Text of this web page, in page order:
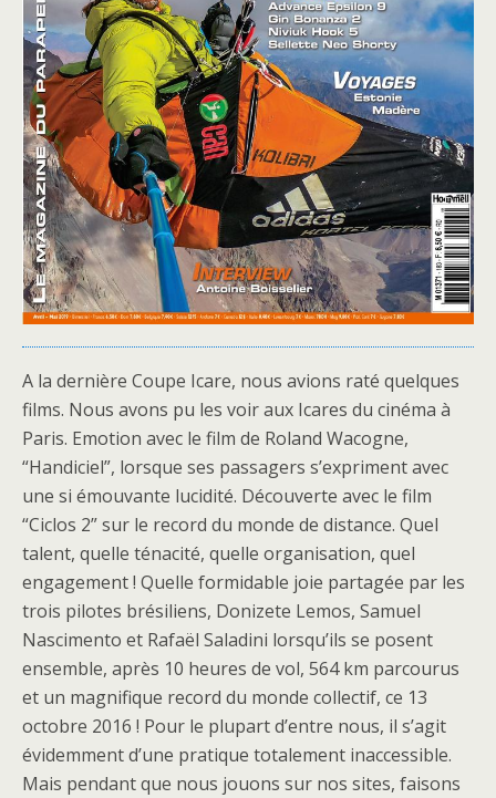
A la dernière Coupe Icare, nous avions raté quelques
films. Nous avons pu les voir aux Icares du cinéma à
Paris. Emotion avec le film de Roland Wacogne,
“Handiciel”, lorsque ses passagers s’expriment avec
une si émouvante lucidité. Découverte avec le film
“Ciclos 2” sur le record du monde de distance. Quel
talent, quelle ténacité, quelle organisation, quel
engagement ! Quelle formidable joie partagée par les
trois pilotes brésiliens, Donizete Lemos, Samuel
Nascimento et Rafaël Saladini lorsqu’ils se posent
ensemble, après 10 heures de vol, 564 km parcourus
et un magnifique record du monde collectif, ce 13
octobre 2016 ! Pour le plupart d’entre nous, il s’agit
évidemment d’une pratique totalement inaccessible.
Mais pendant que nous jouons sur nos sites, faisons